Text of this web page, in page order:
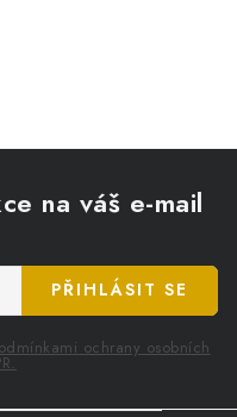
na váš e-mail
ochrany osobních
PŘIHLÁSIT SE